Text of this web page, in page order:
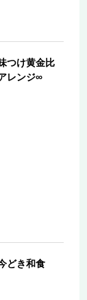
つけ黄金比
レンジ∞
どき和食